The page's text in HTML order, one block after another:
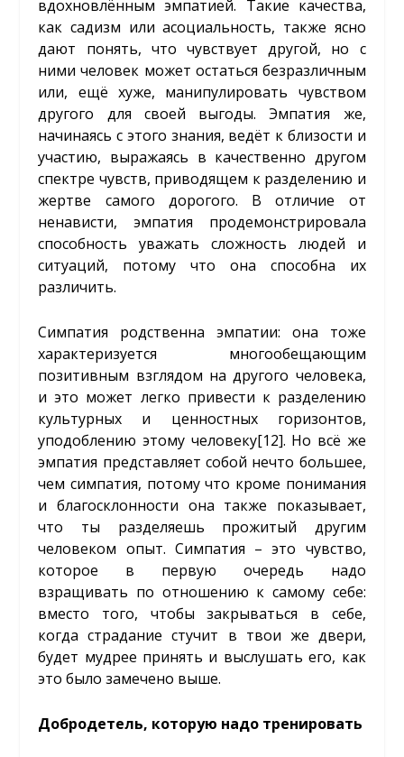
вдохновлённым эмпатией. Такие качества,
как садизм или асоциальность, также ясно
дают понять, что чувствует другой, но с
ними человек может остаться безразличным
или, ещё хуже, манипулировать чувством
другого для своей выгоды. Эмпатия же,
начинаясь с этого знания, ведёт к близости и
участию, выражаясь в качественно другом
спектре чувств, приводящем к разделению и
жертве самого дорогого. В отличие от
ненависти, эмпатия продемонстрировала
способность уважать сложность людей и
ситуаций, потому что она способна их
различить.
Симпатия родственна эмпатии: она тоже
характеризуется многообещающим
позитивным взглядом на другого человека,
и это может легко привести к разделению
культурных и ценностных горизонтов,
уподоблению этому человеку[12]. Но всё же
эмпатия представляет собой нечто большее,
чем симпатия, потому что кроме понимания
и благосклонности она также показывает,
что ты разделяешь прожитый другим
человеком опыт. Симпатия – это чувство,
которое в первую очередь надо
взращивать по отношению к самому себе:
вместо того, чтобы закрываться в себе,
когда страдание стучит в твои же двери,
будет мудрее принять и выслушать его, как
это было замечено выше.
Добродетель, которую надо тренировать